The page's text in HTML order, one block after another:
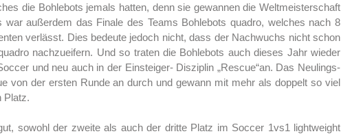
die Bohlebots jemals hatten, denn sie gewannen die Weltmeisterschaft
außerdem das Finale des Teams Bohlebots quadro, welches nach 8
verlässt. Dies bedeute jedoch nicht, dass der Nachwuchs nicht schon
nachzueifern. Und so traten die Bohlebots auch dieses Jahr wieder
und neu auch in der Einsteiger- Disziplin „Rescue“an. Das Neulings-
von der ersten Runde an durch und gewann mit mehr als doppelt so viel
Platz.
sowohl der zweite als auch der dritte Platz im Soccer 1vs1 lightweight